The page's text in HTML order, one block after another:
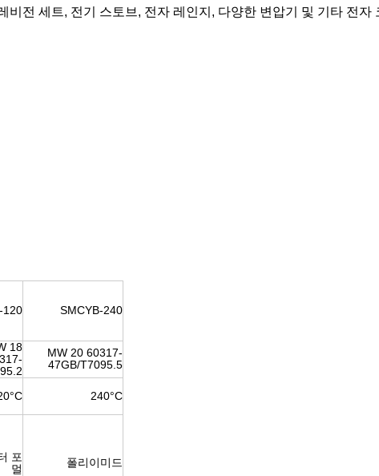
전 세트, 전기 스토브, 전자 레인지, 다양한 변압기 및 기타 전자
120 SMCYB-240
18
MW 20 60317-
47GB/T7095.5
240°C
포
멀
폴리이미드